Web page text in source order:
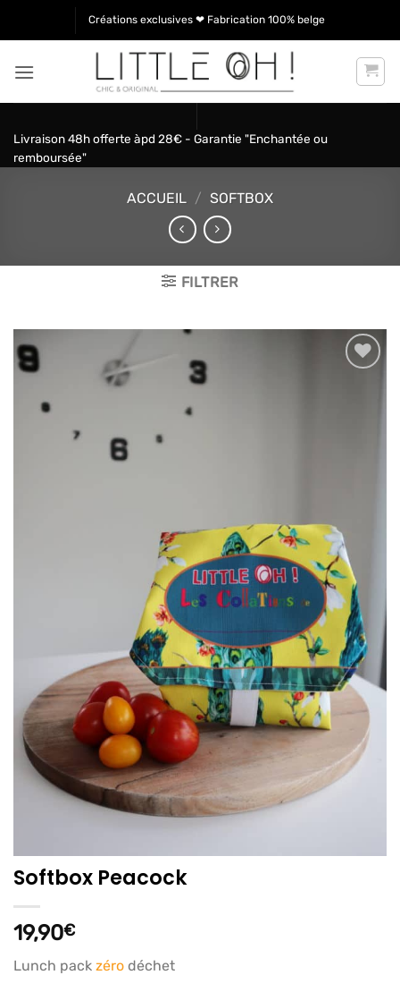
Créations exclusives ❤ Fabrication 100% belge
Livraison 48h offerte àpd 28€ - Garantie "Enchantée ou
remboursée"
ACCUEIL / SOFTBOX
FILTRER
Softbox Peacock
19,90€
Lunch pack zéro déchet